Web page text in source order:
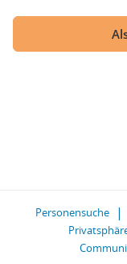
Personensuche